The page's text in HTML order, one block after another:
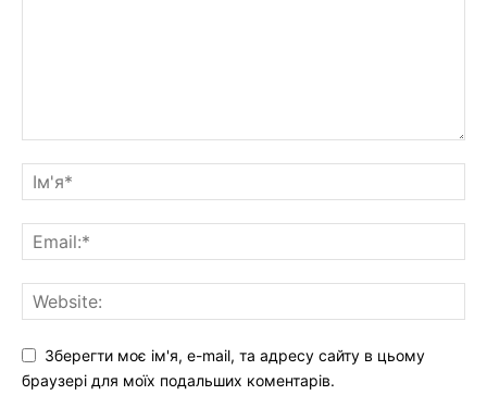
Зберегти моє ім'я, e-mail, та адресу сайту в цьому
браузері для моїх подальших коментарів.